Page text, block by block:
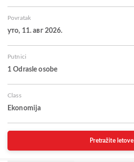
Povratak
уто, 11. авг 2026.
Putnici
1 Odrasle osobe
Class
Ekonomija
Pretražite letove